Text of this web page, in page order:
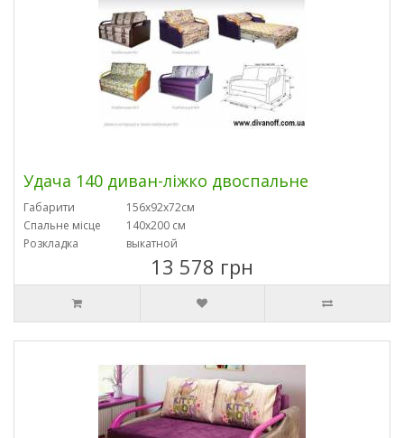
Удача 140 диван-ліжко двоспальне
Габарити
156х92х72см
Спальне місце
140х200 см
Розкладка
выкатной
13 578 грн